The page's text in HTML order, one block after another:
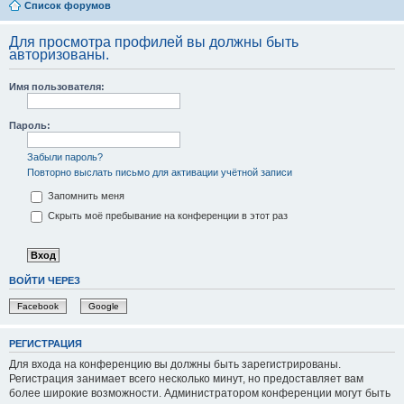
Список форумов
Для просмотра профилей вы должны быть
авторизованы.
Имя пользователя:
Пароль:
Забыли пароль?
Повторно выслать письмо для активации учётной записи
Запомнить меня
Скрыть моё пребывание на конференции в этот раз
ВОЙТИ ЧЕРЕЗ
Facebook Google
РЕГИСТРАЦИЯ
Для входа на конференцию вы должны быть зарегистрированы.
Регистрация занимает всего несколько минут, но предоставляет вам
более широкие возможности. Администратором конференции могут быть